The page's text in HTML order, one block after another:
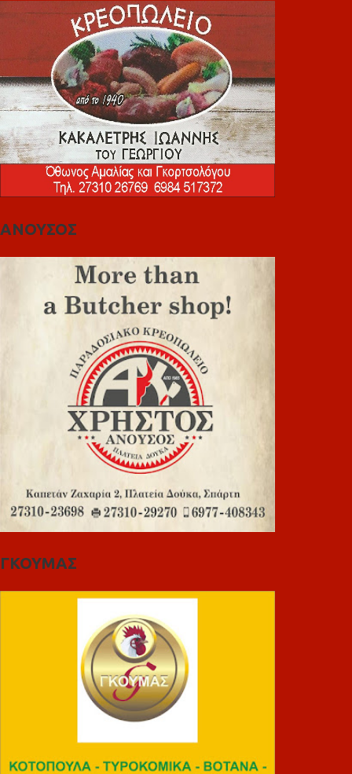
ΑΝΟΥΣΟΣ
ΓΚΟΥΜΑΣ